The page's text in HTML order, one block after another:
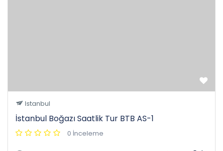
Istanbul
İstanbul Boğazı Saatlik Tur BTB AS-1
0 İnceleme